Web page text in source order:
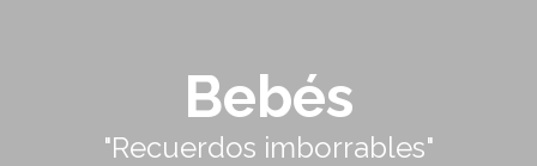
Bebés
"Recuerdos imborrables"